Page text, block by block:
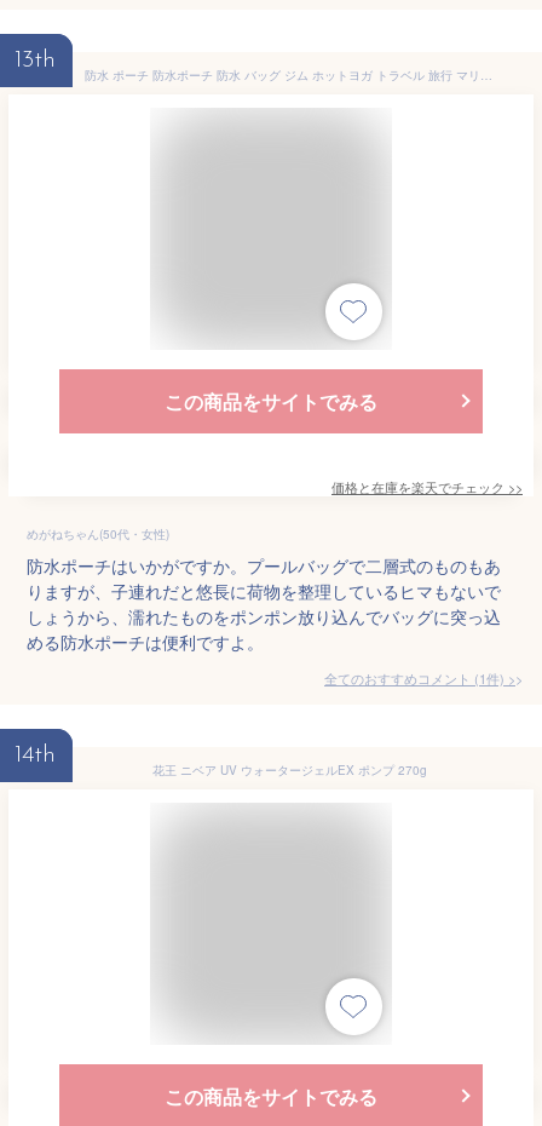
13th
防水 ポーチ 防水ポーチ 防水 バッグ ジム ホットヨガ トラベル 旅行 マリンポーチ 保育園 着替え入れ おむつポーチ プールバッグ 洗える 濡れたまま収納できる 防水ポーチ 防水バッグ マルチポーチ 大きめ 40×30cm フィットネス 運動 スイミング 夏 夏休み 海 便利グッズ
この商品をサイトでみる
価格と在庫を楽天でチェック >>
めがねちゃん(50代・女性)
防水ポーチはいかがですか。プールバッグで二層式のものもあ
りますが、子連れだと悠長に荷物を整理しているヒマもないで
しょうから、濡れたものをポンポン放り込んでバッグに突っ込
める防水ポーチは便利ですよ。
全てのおすすめコメント (1件) >
14th
花王 ニベア UV ウォータージェルEX ポンプ 270g
この商品をサイトでみる